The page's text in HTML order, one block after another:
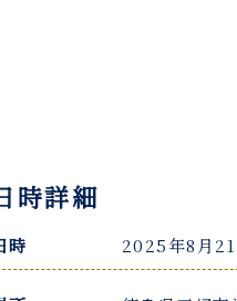
時詳細
時 2025年8月